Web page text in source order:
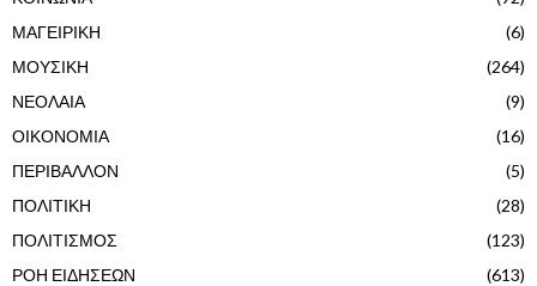
ΜΑΓΕΙΡΙΚΗ
(6)
ΜΟΥΣΙΚΗ
(264)
ΝΕΟΛΑΙΑ
(9)
ΟΙΚΟΝΟΜΙΑ
(16)
ΠΕΡΙΒΑΛΛΟΝ
(5)
ΠΟΛΙΤΙΚΗ
(28)
ΠΟΛΙΤΙΣΜΟΣ
(123)
ΡΟΗ ΕΙΔΗΣΕΩΝ
(613)